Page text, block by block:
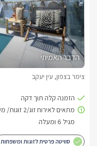
הדבר האמיתי
צימר בצפון, עין יעקב
סוויטה פרטית לזוגות ומשפחות